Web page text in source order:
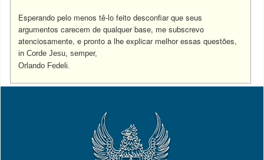
Esperando pelo menos tê-lo feito desconfiar que seus
argumentos carecem de qualquer base, me subscrevo
atenciosamente, e pronto a lhe explicar melhor essas questões,
in Corde Jesu, semper,
Orlando Fedeli.